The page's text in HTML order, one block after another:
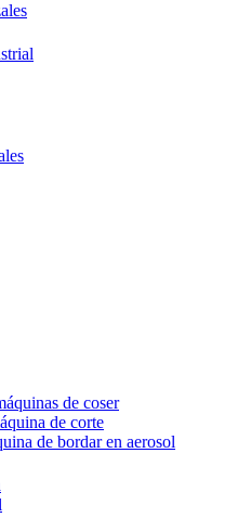
de coser
de corte
de bordar en aerosol